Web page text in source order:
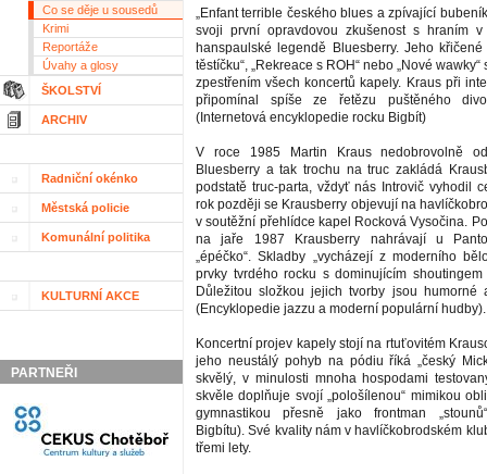
Co se děje u sousedů
Krimi
Reportáže
Úvahy a glosy
ŠKOLSTVÍ
ARCHIV
Radniční okénko
Městská policie
Komunální politika
KULTURNÍ AKCE
PARTNEŘI
„Enfant terrible českého blues a zpívající
svoji první opravdovou zkušenost s hraním
hanspaulské legendě Bluesberry. Jeho křičené
těstíčku“, „Rekreace s ROH“ nebo „Nové
zpestřením všech koncertů kapely. Kraus při
připomínal spíše ze řetězu puštěného
(Internetová encyklopedie rocku Bigbít)
V roce 1985 Martin Kraus nedobrovolně
Bluesberry a tak trochu na truc zakládá
podstatě truc-parta, vždyť nás Introvič vyhodil
rok později se Krausberry objevují na
v soutěžní přehlídce kapel Rocková Vysočina.
na jaře 1987 Krausberry nahrávají u
„épéčko“. Skladby „vycházejí z moderního
prvky tvrdého rocku s dominujícím shoutingem
Důležitou složkou jejich tvorby jsou humorné
(Encyklopedie jazzu a moderní populární hudby).
Koncertní projev kapely stojí na rtuťovitém
jeho neustálý pohyb na pódiu říká „český
skvělý, v minulosti mnoha hospodami
skvěle doplňuje svojí „pološílenou“ mimikou
gymnastikou přesně jako frontman
Bigbítu). Své kvality nám v havlíčkobrodském
třemi lety.